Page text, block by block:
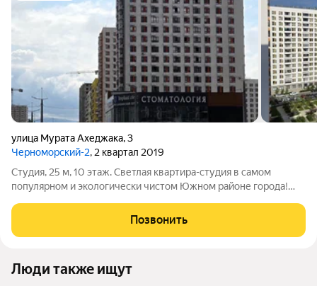
улица Мурата Ахеджака,3
Черноморский-2, 2 квартал 2019
Студия, 25 м, 10 этаж. Светлая квартира-студия в самом
популярном и экологически чистом Южном районе города!
пешей доступности от пляжей «Алексино» и «Мысхако».
Отличный готовый вариант для жизни
Позвонить
Люди также ищут